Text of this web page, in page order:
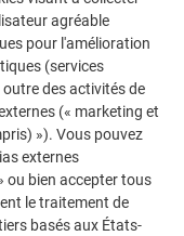
agréable
pour l'amélioration
(services
des activités de
(« marketing et
»). Vous pouvez
externes
ou bien accepter tous
le traitement de
basés aux États-